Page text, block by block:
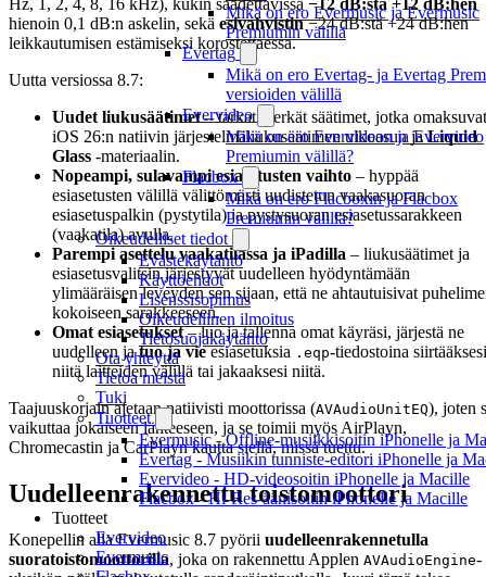
Mikä on ero Evermusic ja Evermusic
Premiumin välillä
Evertag
Mikä on ero Evertag- ja Evertag
versioiden välillä
Evervideo
Mikä on ero Evervideon ja Evervideo
Premiumin välillä?
Flacbox
Mikä on ero Flacboxin ja Flacbox
Premiumin välillä?
Oikeudelliset tiedot
Evästekäytäntö
Käyttöehdot
Lisenssisopimus
Oikeudellinen ilmoitus
Tietosuojakäytäntö
Ota yhteyttä
Tietoa meistä
Tuki
Tuotteet
Evermusic - Offline-musiikkisoitin iPhonelle ja
Evertag - Musiikin tunniste-editori iPhonelle ja
Evervideo - HD-videosoitin iPhonelle ja Macille
Flacbox - Hi-Res-äänisoitin iPhonelle ja Macille
Tuotteet
Evervideo
Evermusic
Hz, 1, 2, 4, 8, 16 kHz), kukin säädettävissä −12 dB:stä +12 dB:hen
hienoin 0,1 dB:n askelin, sekä esivahvistin−24 dB:stä +24 dB:hen
leikkautumisen estämiseksi korostettaessa.
Uutta versiossa 8.7:
Uudet liukusäätimet– tarkat, herkät säätimet, jotka omaksuvat
iOS 26:n natiivin järjestelmäliukusäätimen ulkoasun jaLiquid
Glass -materiaalin.
Nopeampi, sulavampi esiasetusten vaihto – hyppää
esiasetusten välillä välittömästi uudistetun vaakasuoran
esiasetuspalkin (pystytila) ja pystysuoran esiasetussarakkeen
(vaakatila) avulla.
Parempi asettelu vaakatilassa ja iPadilla – liukusäätimet ja
esiasetusvalitsin järjestyvät uudelleen hyödyntämään
ylimääräisen leveyden sen sijaan, että ne ahtautuisivat
kokoiseen sarakkeeseen.
Omat esiasetukset– luo ja tallenna omat käyräsi, järjestä ne
uudelleen jatuo ja vieesiasetuksia .eqp-tiedostoina siirtääksesi
niitä laitteiden välillä tai jakaaksesi niitä.
Taajuuskorjain ajetaan natiivisti moottorissa (AVAudioUnitEQ), joten
vaikuttaa jokaiseen lähteeseen, ja se toimii myös AirPlayn,
Chromecastin ja CarPlayn kautta siellä, missä tuettu.
Uudelleenrakennettu toistomoottori
Konepellin alla Evermusic 8.7 pyörii uudelleenrakennetulla
suoratoistomoottorilla, joka on rakennettu Applen AVAudioEngine-